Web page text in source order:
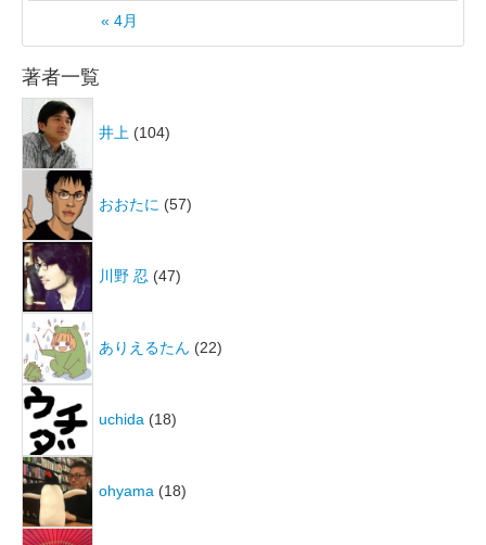
« 4月
著者一覧
井上 (104)
おおたに (57)
川野 忍 (47)
ありえるたん (22)
uchida (18)
ohyama (18)